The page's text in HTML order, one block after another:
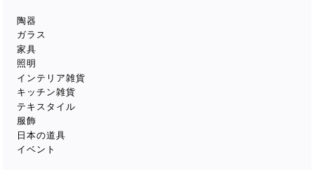
陶器
ガラス
家具
照明
インテリア雑貨
キッチン雑貨
テキスタイル
服飾
日本の道具
イベント